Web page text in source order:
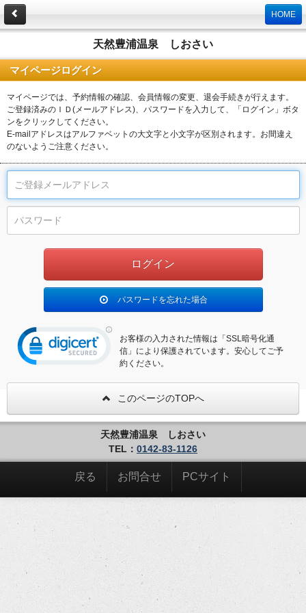
HOME
天然豊浦温泉 しおさい
マイページログイン
マイページでは、予約情報の確認、会員情報の変更、退会手続きが行えます。
ご登録済みのＩＤ(メールアドレス)、パスワードを入力して、「ログイン」ボタ
ンをクリックしてください。
E-mailアドレスはアルファベットの大文字と小文字が区別されます。お間違え
のないようご注意ください。
パスワードを忘れた場合
お客様の入力された情報は「SSL暗号化通
信」により保護されています。安心してご予
約ください。
このページのTOPへ
天然豊浦温泉 しおさい
TEL： 0142-83-1126
戻る お問合せ PCサイト